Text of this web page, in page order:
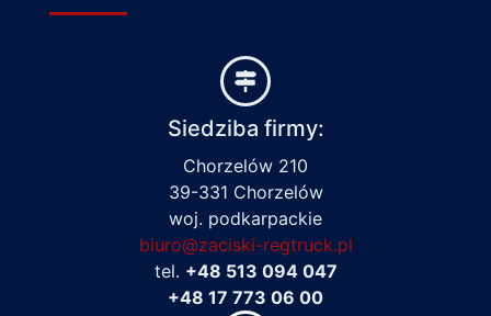
Siedziba firmy:
Chorzelów 210
39-331 Chorzelów
woj. podkarpackie
biuro@zaciski-regtruck.pl
tel. +48 513 094 047
+48 17 773 06 00